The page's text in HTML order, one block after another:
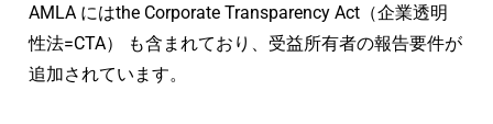
AMLA にはthe Corporate Transparency Act（企業透明
性法=CTA） も含まれており、受益所有者の報告要件が
追加されています。